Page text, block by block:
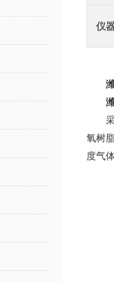
仪
氧树
度气